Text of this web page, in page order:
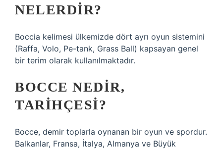
NELERDIR?
Boccia kelimesi ülkemizde dört ayrı oyun sistemini
(Raffa, Volo, Pe-tank, Grass Ball) kapsayan genel
bir terim olarak kullanılmaktadır.
BOCCE NEDIR,
TARIHÇESI?
Bocce, demir toplarla oynanan bir oyun ve spordur.
Balkanlar, Fransa, İtalya, Almanya ve Büyük